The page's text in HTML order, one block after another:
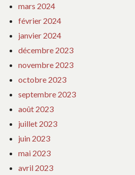
mars 2024
février 2024
janvier 2024
décembre 2023
novembre 2023
octobre 2023
septembre 2023
août 2023
juillet 2023
juin 2023
mai 2023
avril 2023